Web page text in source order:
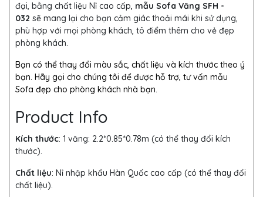
đại, bằng chất liệu Nỉ cao cấp, mẫu Sofa Văng SFH -
032 sẽ mang lại cho bạn cảm giác thoải mái khi sử dụng,
phù hợp với mọi phòng khách, tô điểm thêm cho vẻ đẹp
phòng khách.
Bạn có thể thay đổi màu sắc, chất liệu và kích thước theo ý
bạn. Hãy gọi cho chúng tôi để được hỗ trợ, tư vấn mẫu
Sofa đẹp cho phòng khách nhà bạn.
Product Info
Kích thước: 1 văng: 2.2*0.85*0.78m (có thể thay đổi kích
thước).
Chất liệu: Nỉ nhập khẩu Hàn Quốc cao cấp (có thể thay đổi
chất liệu).